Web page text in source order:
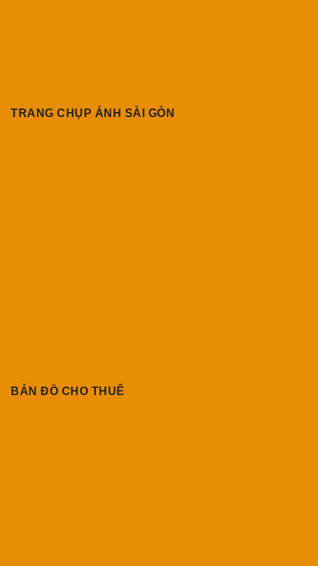
TRANG CHỤP ẢNH SÀI GÒN
BẢN ĐỒ CHO THUÊ